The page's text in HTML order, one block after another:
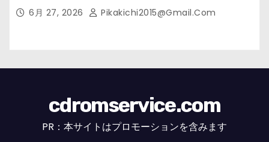
市の女性・美容鍼灸・整体師が教えます。】
6月 27, 2026 Pikakichi2015@gmail.com
cdromservice.com
PR：本サイトはプロモーションを含みます